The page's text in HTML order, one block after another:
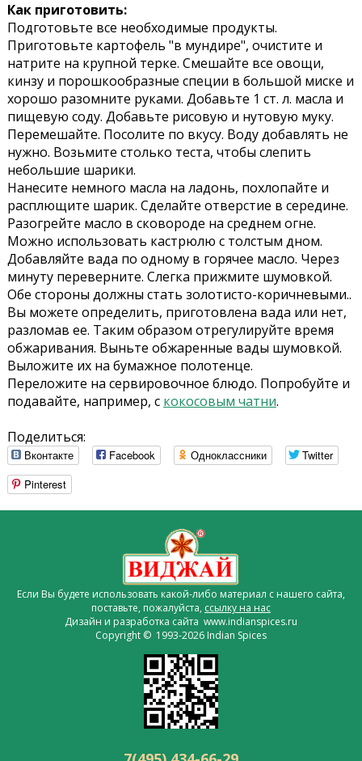
Как приготовить:
Подготовьте все необходимые продукты.
Приготовьте картофель "в мундире", очистите и
натрите на крупной терке. Смешайте все овощи,
кинзу и порошкообразные специи в большой миске и
хорошо разомните руками. Добавьте 1 ст. л. масла и
пищевую соду. Добавьте рисовую и нутовую муку.
Перемешайте. Посолите по вкусу. Воду добавлять не
нужно. Возьмите столько теста, чтобы слепить
небольшие шарики.
Нанесите немного масла на ладонь, похлопайте и
расплющите шарик. Сделайте отверстие в середине.
Разогрейте масло в сковороде на среднем огне.
Можно использовать кастрюлю с толстым дном.
Добавляйте вада по одному в горячее масло. Через
минуту переверните. Слегка прижмите шумовкой.
Обе стороны должны стать золотисто-коричневыми..
Вы можете определить, приготовлена вада или нет,
разломав ее. Таким образом отрегулируйте время
обжаривания. Выньте обжаренные вады шумовкой.
Выложите их на бумажное полотенце.
Переложите на сервировочное блюдо. Попробуйте и
подавайте, например, с кокосовым чатни.
Поделиться:
Вконтакте Facebook Одноклассники
Twitter
Pinterest
Если Вы будете использовать какой-либо материал с нашего сайта,
поставьте, пожалуйста, ссылку на нас
Дизайн и разработка сайта www.indianspices.ru
Copyright © 1993-2026 Indian Spices